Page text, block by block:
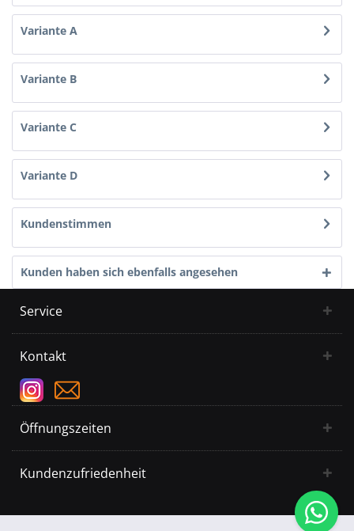
Variante A
Variante B
Variante C
Variante D
Kundenstimmen
Kunden haben sich ebenfalls angesehen
Service
Kontakt
Öffnungszeiten
Kundenzufriedenheit